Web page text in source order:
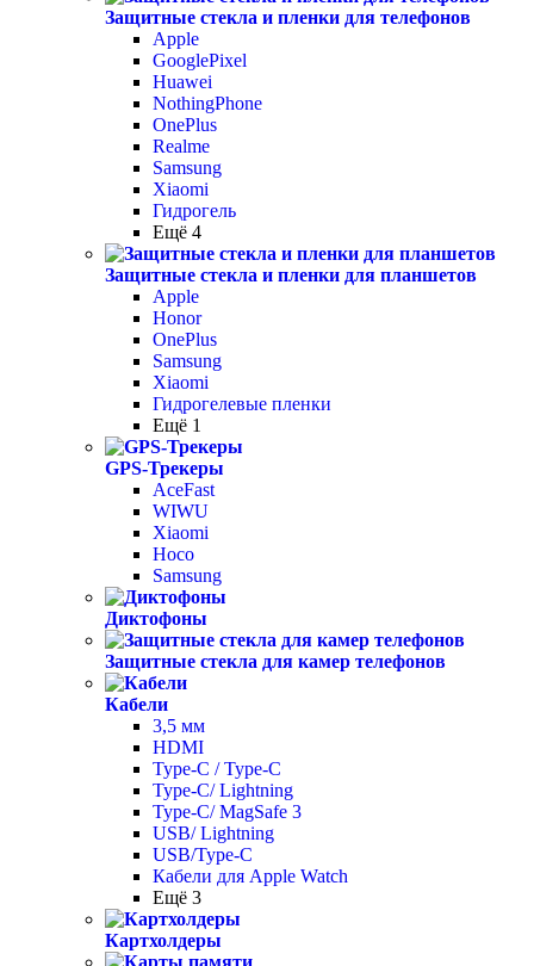
Защитные стекла и пленки для телефонов
Apple
GooglePixel
Huawei
NothingPhone
OnePlus
Realme
Samsung
Xiaomi
Гидрогель
Ещё 4
Защитные стекла и пленки для планшетов
Apple
Honor
OnePlus
Samsung
Xiaomi
Гидрогелевые пленки
Ещё 1
GPS-Трекеры
AceFast
WIWU
Xiaomi
Hoco
Samsung
Диктофоны
Защитные стекла для камер телефонов
Кабели
3,5 мм
HDMI
Type-C / Type-C
Type-C/ Lightning
Type-C/ MagSafe 3
USB/ Lightning
USB/Type-C
Кабели для Apple Watch
Ещё 3
Картхолдеры